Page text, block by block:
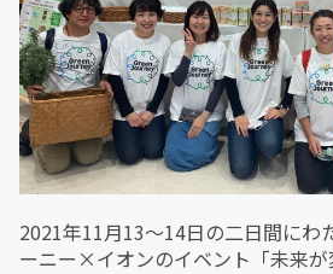
2021年11月13～14日の二日間にわ
ーニー×イオンのイベント「未来